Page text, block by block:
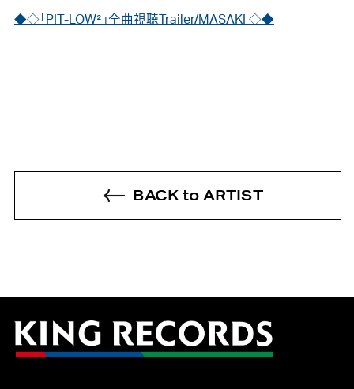
◆◇「PIT-LOW²」全曲視聴Trailer/MASAKI ◇◆
BACK to ARTIST